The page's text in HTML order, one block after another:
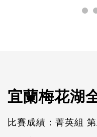
宜蘭梅花湖
比賽成績：菁英組